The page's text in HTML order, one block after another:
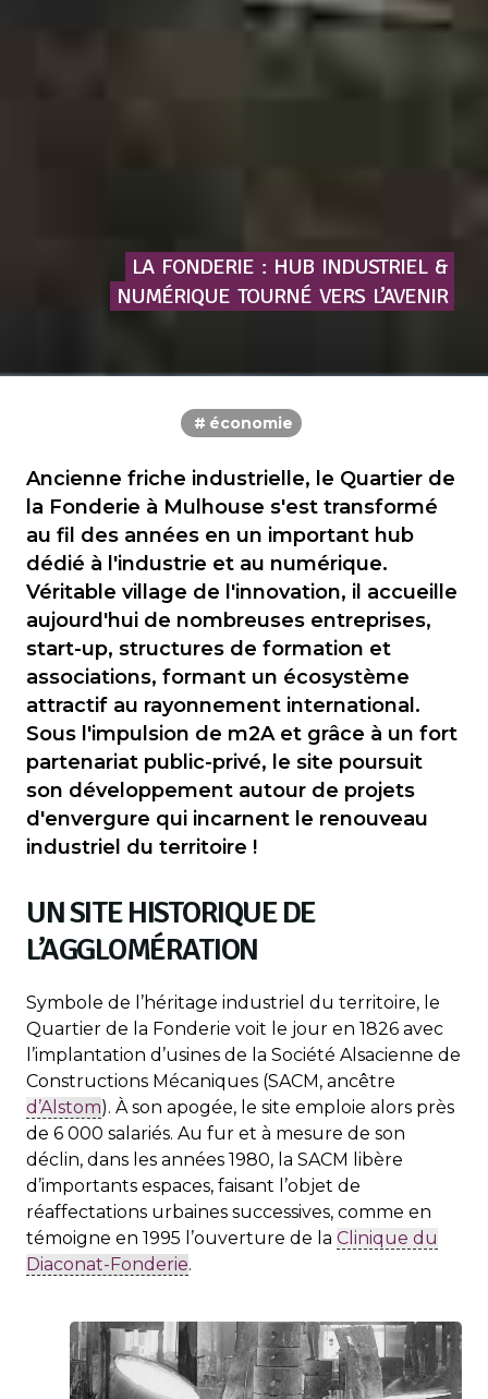
LA FONDERIE : HUB INDUSTRIEL &
NUMÉRIQUE TOURNÉ VERS L’AVENIR
économie
Ancienne friche industrielle, le Quartier de
la Fonderie à Mulhouse s'est transformé
au fil des années en un important hub
dédié à l'industrie et au numérique.
Véritable village de l'innovation, il accueille
aujourd'hui de nombreuses entreprises,
start-up, structures de formation et
associations, formant un écosystème
attractif au rayonnement international.
Sous l'impulsion de m2A et grâce à un fort
partenariat public-privé, le site poursuit
son développement autour de projets
d'envergure qui incarnent le renouveau
industriel du territoire !
UN SITE HISTORIQUE DE
L’AGGLOMÉRATION
Symbole de l’héritage industriel du territoire, le
Quartier de la Fonderie voit le jour en 1826 avec
l’implantation d’usines de la Société Alsacienne de
Constructions Mécaniques (SACM, ancêtre
d’Alstom). À son apogée, le site emploie alors près
de 6 000 salariés. Au fur et à mesure de son
déclin, dans les années 1980, la SACM libère
d’importants espaces, faisant l’objet de
réaffectations urbaines successives, comme en
témoigne en 1995 l’ouverture de la Clinique du
Diaconat-Fonderie.